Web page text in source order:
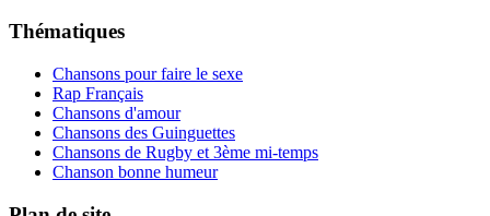
Thématiques
Chansons pour faire le sexe
Rap Français
Chansons d'amour
Chansons des Guinguettes
Chansons de Rugby et 3ème mi-temps
Chanson bonne humeur